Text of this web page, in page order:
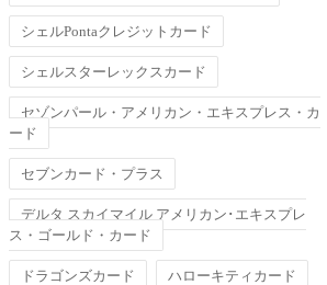
シェルPontaクレジットカード
シェルスターレックスカード
セゾンパール・アメリカン・エキスプレス・カ
ード
セブンカード・プラス
デルタ スカイマイル アメリカン･エキスプレ
ス・ゴールド・カード
ドラゴンズカード ハローキティカード